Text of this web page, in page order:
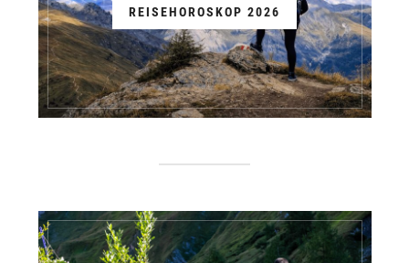
REISEHOROSKOP 2026